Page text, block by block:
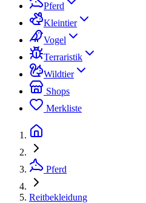
Pferd
Kleintier
Vogel
Terraristik
Wildtier
Shops
Merkliste
Pferd
Reitbekleidung